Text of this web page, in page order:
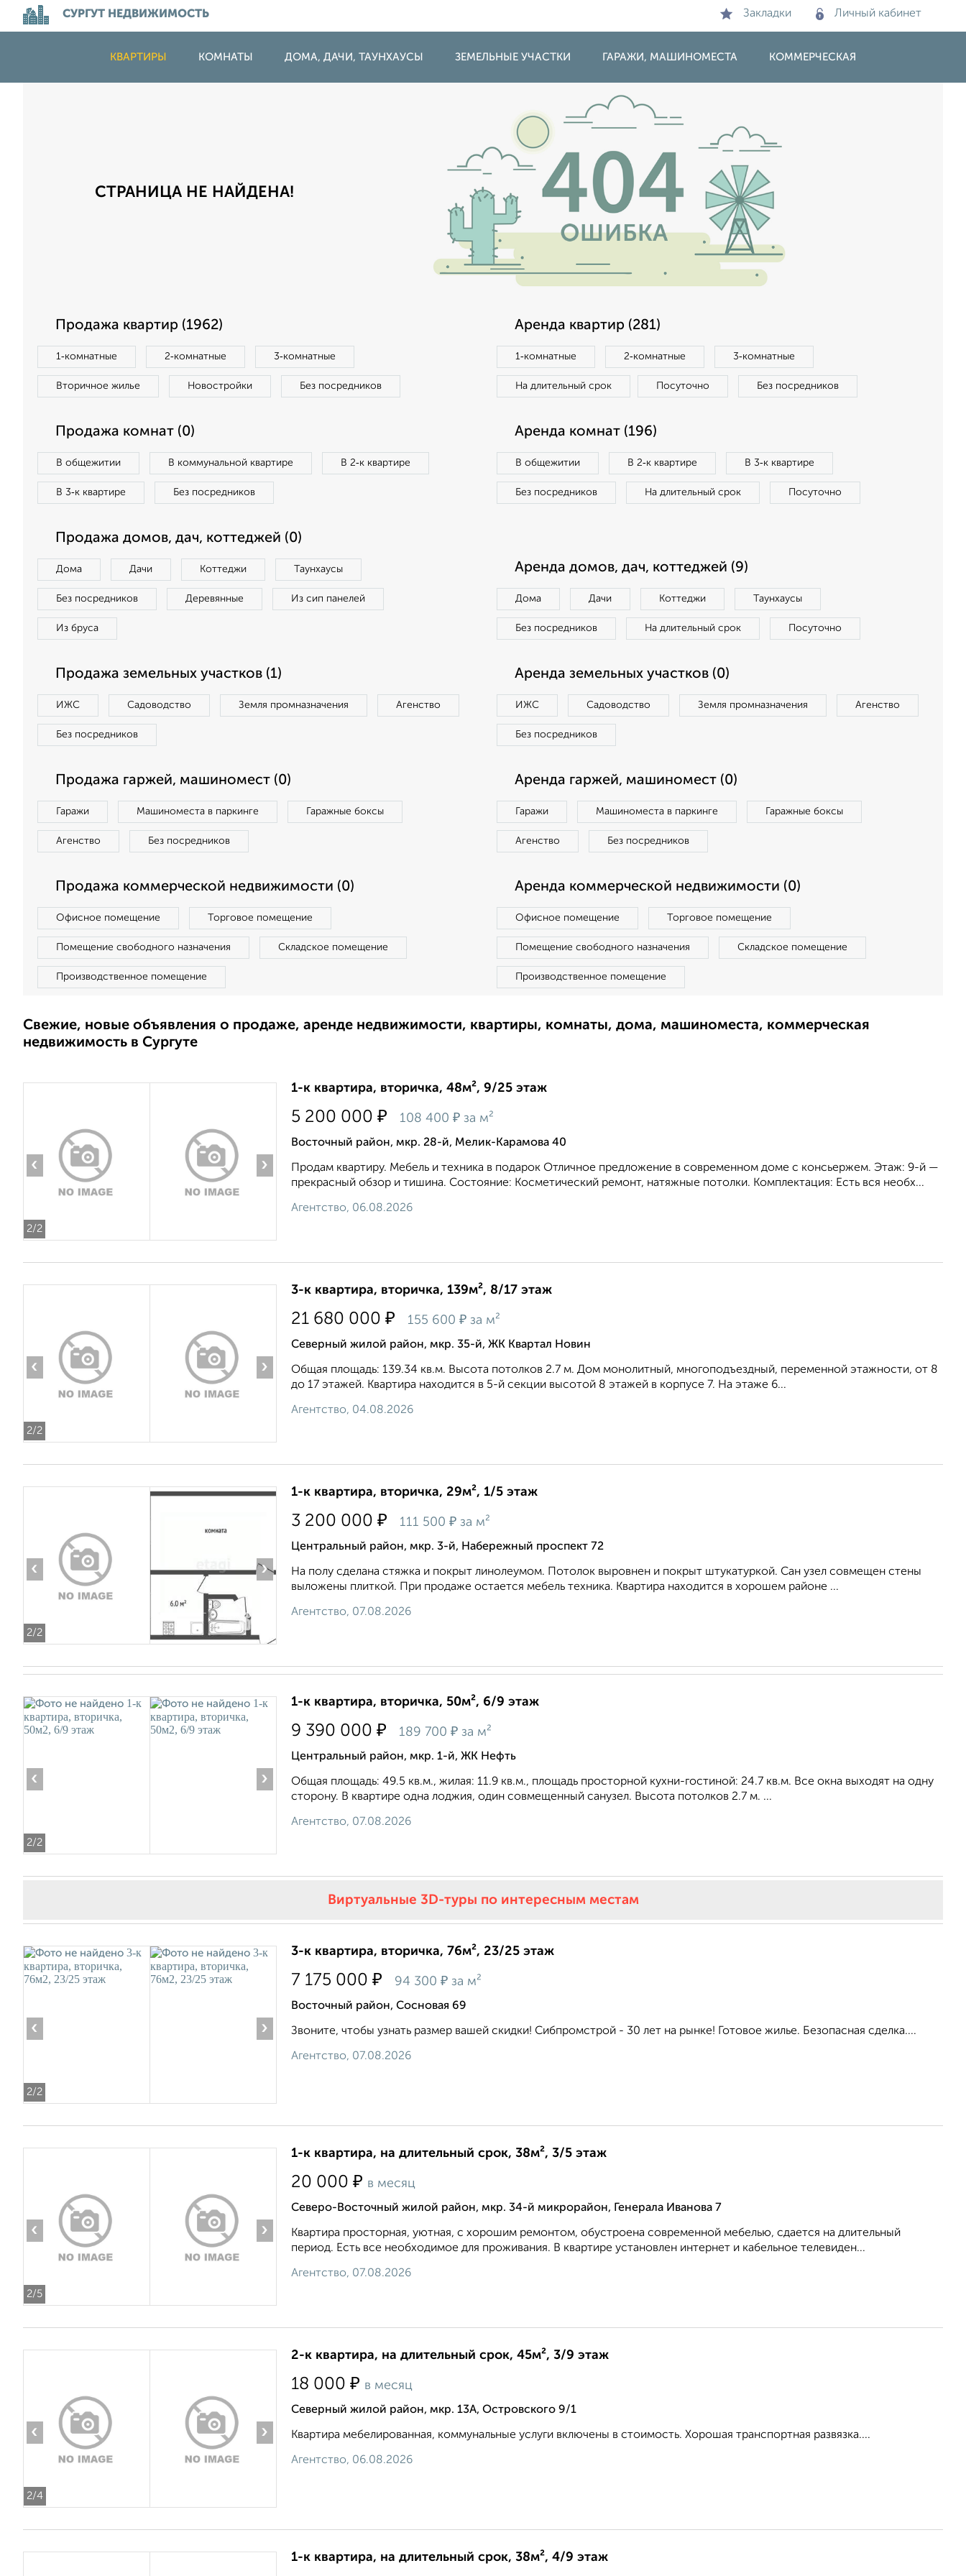
СУРГУТ НЕДВИЖИМОСТЬ Закладки Личный кабинет
КВАРТИРЫ КОМНАТЫ ДОМА, ДАЧИ, ТАУНХАУСЫ ЗЕМЕЛЬНЫЕ УЧАСТКИ ГАРАЖИ, МАШИНОМЕСТА КОММЕРЧЕСКАЯ
СТРАНИЦА НЕ НАЙДЕНА!
Продажа квартир (1962)
1‑комнатные 2‑комнатные 3‑комнатные
Вторичное жилье Новостройки Без посредников
Аренда квартир (281)
1‑комнатные 2‑комнатные 3‑комнатные
На длительный срок Посуточно Без посредников
Продажа комнат (0)
В общежитии В коммунальной квартире В 2‑к квартире
В 3‑к квартире Без посредников
Аренда комнат (196)
В общежитии В 2‑к квартире В 3‑к квартире
Без посредников На длительный срок Посуточно
Продажа домов, дач, коттеджей (0)
Дома Дачи Коттеджи Таунхаусы
Без посредников Деревянные Из сип панелей
Из бруса
Аренда домов, дач, коттеджей (9)
Дома Дачи Коттеджи Таунхаусы
Без посредников На длительный срок Посуточно
Продажа земельных участков (1)
ИЖС Садоводство Земля промназначения Агенство
Без посредников
Аренда земельных участков (0)
ИЖС Садоводство Земля промназначения Агенство
Без посредников
Продажа гаржей, машиномест (0)
Гаражи Машиноместа в паркинге Гаражные боксы
Агенство Без посредников
Аренда гаржей, машиномест (0)
Гаражи Машиноместа в паркинге Гаражные боксы
Агенство Без посредников
Продажа коммерческой недвижимости (0)
Офисное помещение Торговое помещение
Помещение свободного назначения Складское помещение
Производственное помещение
Аренда коммерческой недвижимости (0)
Офисное помещение Торговое помещение
Помещение свободного назначения Складское помещение
Производственное помещение
Свежие, новые объявления о продаже, аренде недвижимости, квартиры, комнаты, дома, машиноместа, коммерческая
недвижимость в Сургуте
2/2
‹ ›
1-к квартира, вторичка, 48м², 9/25 этаж
5 200 000 ₽ 108 400 ₽ за м²
Восточный район, мкр. 28-й, Мелик-Карамова 40
Продам квартиру. Мебель и техника в подарок Отличное предложение в современном доме с консьержем. Этаж: 9-й —
прекрасный обзор и тишина. Состояние: Косметический ремонт, натяжные потолки. Комплектация: Есть вся необх...
Агентство, 06.08.2026
2/2
‹ ›
3-к квартира, вторичка, 139м², 8/17 этаж
21 680 000 ₽ 155 600 ₽ за м²
Северный жилой район, мкр. 35-й, ЖК Квартал Новин
Общая площадь: 139.34 кв.м. Высота потолков 2.7 м. Дом монолитный, многоподъездный, переменной этажности, от 8
до 17 этажей. Квартира находится в 5-й секции высотой 8 этажей в корпусе 7. На этаже 6...
Агентство, 04.08.2026
2/2
‹ ›
1-к квартира, вторичка, 29м², 1/5 этаж
3 200 000 ₽ 111 500 ₽ за м²
Центральный район, мкр. 3-й, Набережный проспект 72
На полу сделана стяжка и покрыт линолеумом. Потолок выровнен и покрыт штукатуркой. Сан узел совмещен стены
выложены плиткой. При продаже остается мебель техника. Квартира находится в хорошем районе ...
Агентство, 07.08.2026
2/2
‹ ›
1-к квартира, вторичка, 50м², 6/9 этаж
9 390 000 ₽ 189 700 ₽ за м²
Центральный район, мкр. 1-й, ЖК Нефть
Общая площадь: 49.5 кв.м., жилая: 11.9 кв.м., площадь просторной кухни-гостиной: 24.7 кв.м. Все окна выходят на одну
сторону. В квартире одна лоджия, один совмещенный санузел. Высота потолков 2.7 м. ...
Агентство, 07.08.2026
Виртуальные 3D-туры по интересным местам
2/2
‹ ›
3-к квартира, вторичка, 76м², 23/25 этаж
7 175 000 ₽ 94 300 ₽ за м²
Восточный район, Сосновая 69
Звоните, чтобы узнать размер вашей скидки! Сибпромстрой - 30 лет на рынке! Готовое жилье. Безопасная сделка....
Агентство, 07.08.2026
2/5
‹ ›
1-к квартира, на длительный срок, 38м², 3/5 этаж
20 000 ₽ в месяц
Северо-Восточный жилой район, мкр. 34-й микрорайон, Генерала Иванова 7
Квартира просторная, уютная, с хорошим ремонтом, обустроена современной мебелью, сдается на длительный
период. Есть все необходимое для проживания. В квартире установлен интернет и кабельное телевиден...
Агентство, 07.08.2026
2/4
‹ ›
2-к квартира, на длительный срок, 45м², 3/9 этаж
18 000 ₽ в месяц
Северный жилой район, мкр. 13А, Островского 9/1
Квартира мебелированная, коммунальные услуги включены в стоимость. Хорошая транспортная развязка....
Агентство, 06.08.2026
1-к квартира, на длительный срок, 38м², 4/9 этаж